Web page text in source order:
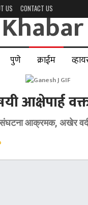
US CONTACT US
पुणे क्राईम
आक्षेपार्ह
संघटना आक्रमक, अखेर